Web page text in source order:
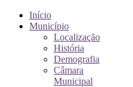
Início
Município
Localização
História
Demografia
Câmara
Municipal